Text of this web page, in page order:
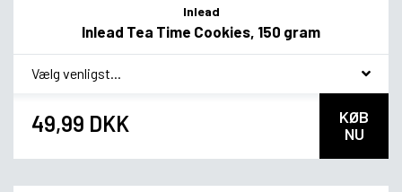
Inlead
Inlead Tea Time Cookies, 150 gram
* smag
49,99 DKK
KØB
NU